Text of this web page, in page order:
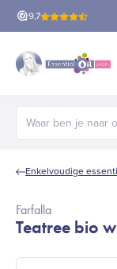
9,7
verzendingvanaf €60!
Zoeken naar:
Enkelvoudige
Farfalla
Teatree bio